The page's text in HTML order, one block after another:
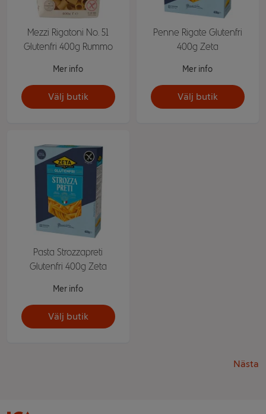
Mezzi Rigatoni No. 51
Glutenfri 400g Rummo
Mer info
Välj butik
Penne Rigate Glutenfri
400g Zeta
Mer info
Välj butik
Pasta Strozzapreti
Glutenfri 400g Zeta
Mer info
Välj butik
Nästa